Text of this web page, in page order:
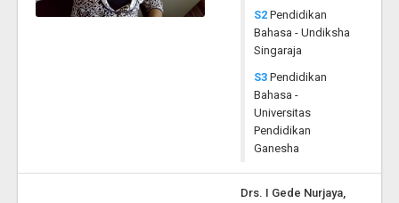
S2 Pendidikan
Bahasa - Undiksha
Singaraja
S3 Pendidikan
Bahasa -
Universitas
Pendidikan
Ganesha
Drs. I Gede Nurjaya,